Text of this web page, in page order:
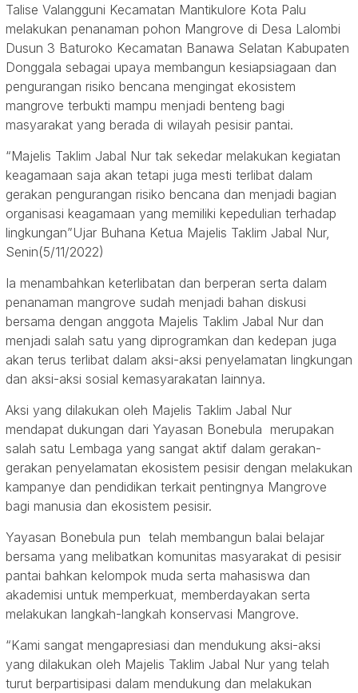
Talise Valangguni Kecamatan Mantikulore Kota Palu
melakukan penanaman pohon Mangrove di Desa Lalombi
Dusun 3 Baturoko Kecamatan Banawa Selatan Kabupaten
Donggala sebagai upaya membangun kesiapsiagaan dan
pengurangan risiko bencana mengingat ekosistem
mangrove terbukti mampu menjadi benteng bagi
masyarakat yang berada di wilayah pesisir pantai.
“Majelis Taklim Jabal Nur tak sekedar melakukan kegiatan
keagamaan saja akan tetapi juga mesti terlibat dalam
gerakan pengurangan risiko bencana dan menjadi bagian
organisasi keagamaan yang memiliki kepedulian terhadap
lingkungan”Ujar Buhana Ketua Majelis Taklim Jabal Nur,
Senin(5/11/2022)
Ia menambahkan keterlibatan dan berperan serta dalam
penanaman mangrove sudah menjadi bahan diskusi
bersama dengan anggota Majelis Taklim Jabal Nur dan
menjadi salah satu yang diprogramkan dan kedepan juga
akan terus terlibat dalam aksi-aksi penyelamatan lingkungan
dan aksi-aksi sosial kemasyarakatan lainnya.
Aksi yang dilakukan oleh Majelis Taklim Jabal Nur
mendapat dukungan dari Yayasan Bonebula merupakan
salah satu Lembaga yang sangat aktif dalam gerakan-
gerakan penyelamatan ekosistem pesisir dengan melakukan
kampanye dan pendidikan terkait pentingnya Mangrove
bagi manusia dan ekosistem pesisir.
Yayasan Bonebula pun telah membangun balai belajar
bersama yang melibatkan komunitas masyarakat di pesisir
pantai bahkan kelompok muda serta mahasiswa dan
akademisi untuk memperkuat, memberdayakan serta
melakukan langkah-langkah konservasi Mangrove.
“Kami sangat mengapresiasi dan mendukung aksi-aksi
yang dilakukan oleh Majelis Taklim Jabal Nur yang telah
turut berpartisipasi dalam mendukung dan melakukan